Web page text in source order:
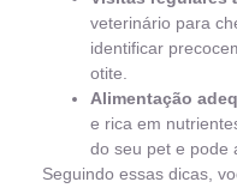
veterinário para
identificar
otite.
Alimentação
e rica em
do seu pet e pode
Seguindo essas dicas,